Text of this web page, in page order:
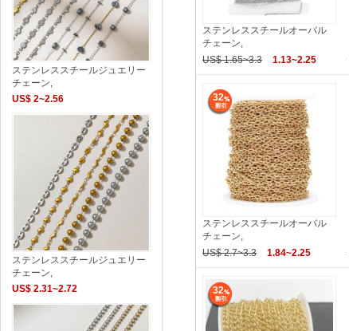
ステンレススチールオーバル
チェーン,
US$ 1.65~3.3
1.13~2.25
32
ステンレススチールオーバル
チェーン,
US$ 2.7~3.3
1.84~2.25
32
ステンレススチールジュエリー
チェーン,
US$ 2~2.56
ステンレススチールジュエリー
チェーン,
US$ 2.31~2.72